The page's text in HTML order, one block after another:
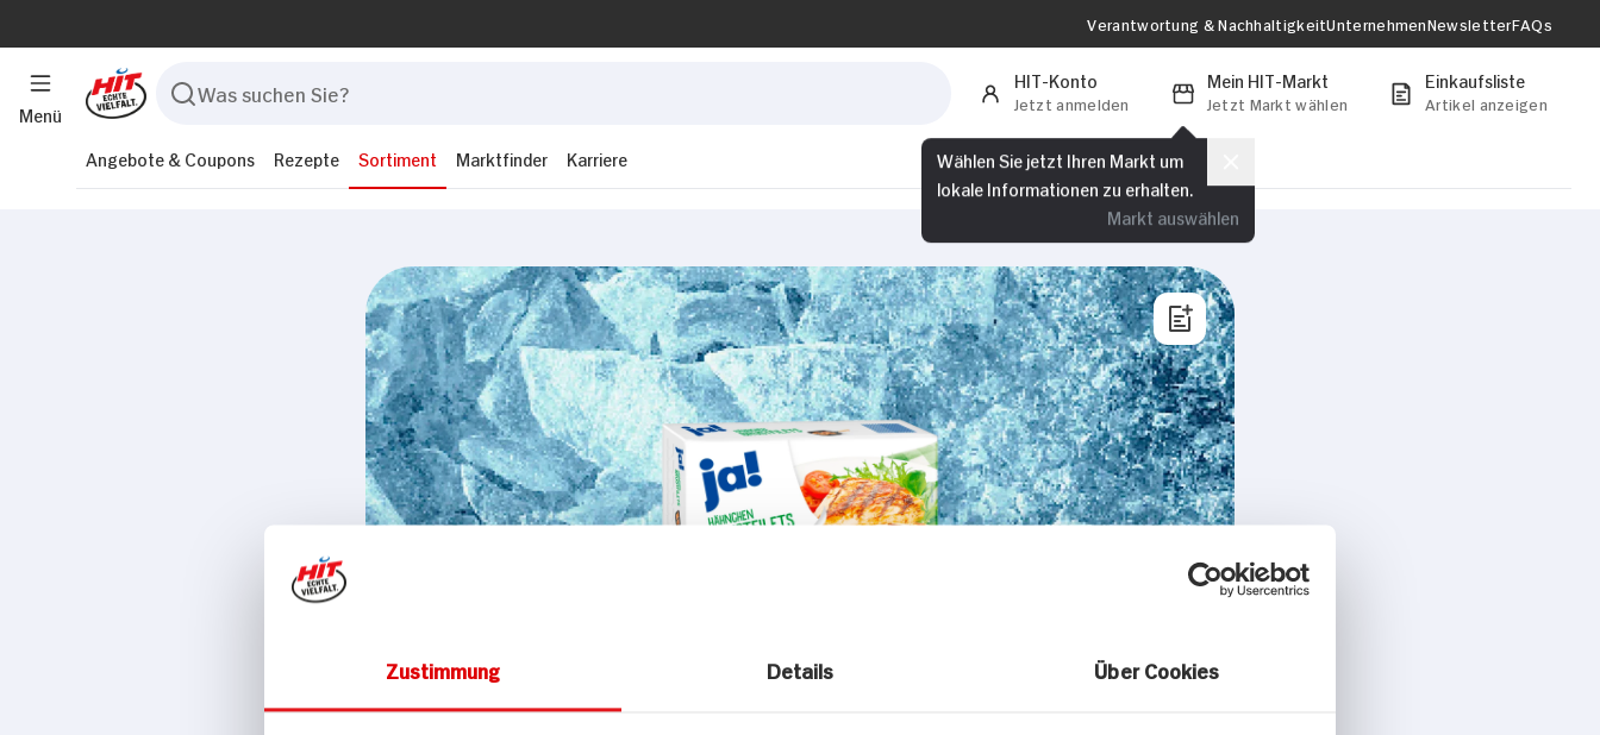
Zustimmung Details Über Cookies
Menü
Verantwortung & NachhaltigkeitUnternehmenNewsletterFAQs
HIT-Konto
Jetzt anmelden
Mein HIT-Markt
Jetzt Markt wählen
Wählen Sie jetzt Ihren Markt um
lokale Informationen zu erhalten.
Markt auswählen
Einkaufsliste
Artikel anzeigen
Angebote & Coupons Rezepte Sortiment Marktfinder Karriere
Tiefkühl Tiefkühl Fleisch